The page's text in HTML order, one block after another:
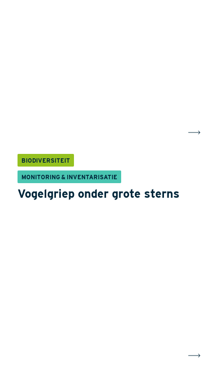
BIODIVERSITEIT
MONITORING & INVENTARISATIE
Vogelgriep onder grote sterns